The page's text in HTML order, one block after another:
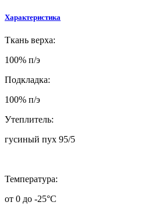
Характеристика
Ткань верха:
100% п/э
Подкладка:
100% п/э
Утеплитель:
гусиный пух 95/5
Температура:
от 0 до -25°C